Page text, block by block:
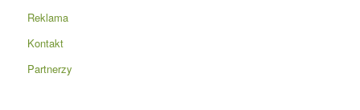
Reklama
Kontakt
Partnerzy